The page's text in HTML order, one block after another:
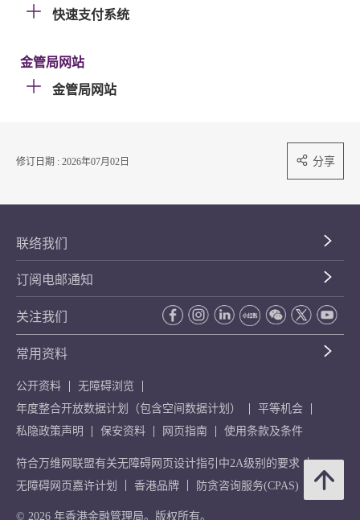
快速支付系统
金管局网站
金管局网站
修订日期 : 2026年07月02日 分享
联络我们
订阅电邮通知
关注我们
常用资料
公开资料
无障碍浏览
年度整合开放数据计划（包含空间数据计划）
平等机会
私隐政策声明
保安资料 网页指南 使用条款及条件
符合万维网联盟有关无障碍网页设计指引中2A级别的要求
无障碍网页嘉许计划
香港品牌 防贪咨询服务(CPAS)
© 2026 年香港金融管理局。版权所有。